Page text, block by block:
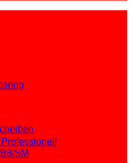
SM